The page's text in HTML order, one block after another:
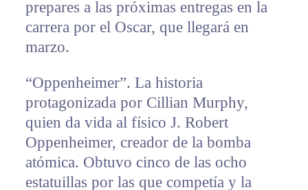
prepares a las próximas entregas en la
carrera por el Oscar, que llegará en
marzo.
“Oppenheimer”. La historia
protagonizada por Cillian Murphy,
quien da vida al físico J. Robert
Oppenheimer, creador de la bomba
atómica. Obtuvo cinco de las ocho
estatuillas por las que competía y la